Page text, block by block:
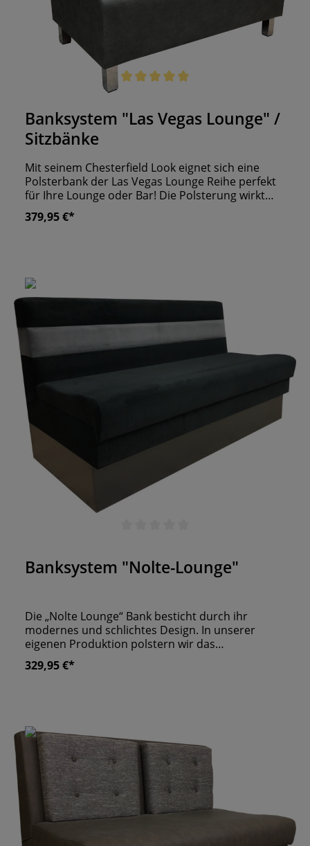
Durchschnittliche Bewertung von 5 von 5 Sternen
Banksystem "Las Vegas Lounge" /
Sitzbänke
Mit seinem Chesterfield Look eignet sich eine
Polsterbank der Las Vegas Lounge Reihe perfekt
für Ihre Lounge oder Bar! Die Polsterung wirkt
edel, kann aber auch optimal mit Elementen im
Vintagestil kombiniert werden. So entsteht ein
Zentimeter dicken und an der Rückenlehne mit
einer zwei bis vier Zentimeter dicken
Schaumschicht. Hierauf folgt der Bezug Ihrer
Wahl. Zudem wählen Sie zwischen Chrom- und
Edelstahlfüßen. eigene Produktion "Made in
Germany" wir fertigen alle Sitzbänk nach
Maßanfertigung an ergonomisch geformte
Rückenlehne stabile Konstruktion unter anderem
aus MDF & Hartholz
379,95 €*
Banksystem "Nolte-Lounge"
Die „Nolte Lounge“ Bank besticht durch ihr
modernes und schlichtes Design. In unserer
eigenen Produktion polstern wir das
Grundgerüst aus MDF und Echtholz
standardmäßig mit unserem 2-Zonen-Schaum
Holz oder Edelstahl. Um Ihren Gästen noch mehr
Sitzkomfort zu bieten, können Sie verschiedenste
Anpassungen vornehmen. Wir versehene die
Bank zum Beispiel auf Ihren Wunsch mit einer
ergonomischen Sitzfläche. eigene Produktion
"Made in Germany" wir fertigen alle Sitzbänk nach
Maßanfertigung an ergonomisch geformte
Rückenlehne stabile Konstruktion unter anderem
329,95 €*